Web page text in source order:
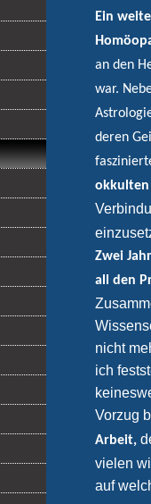
Ein
an den
war.
deren
okkulten
Zwei
all den
nicht
ich
Vorzug
Arbeit,
vielen
auf